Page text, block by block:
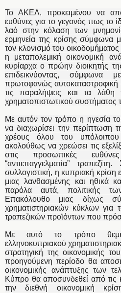
Το ΑΚΕΛ, προκειμένου να
ευθύνες για το γεγονός πως το
λαό στην κόλαση των
ερμηνεία της κρίσης σύμφωνα
τον κλονισμό του
η μεταπολεμική οικονομική
κυρίαρχα ο πρώην διοικητής
επιδεικνύοντας, σύμφωνα
πρωτοφανώς αυτοκαταστροφική
τις παραλήψεις και τα λάθη
χρηματοπιστωτικού συστήματος
Με αυτόν τον τρόπο η ηγεσία
να διαχωρίσει την περίπτωση
χρέους όλου του
ακολούθως να χρεώσει τις
στις προσωπικές
“αντιεπαγγελματία” τραπεζίτη.
συλλογιστική, η κυπριακή κρίση
μιας λανθασμένης και ηθικά
παρόλα αυτά, πολιτικής
Επακόλουθο μιας δίχως
χρηματιστηριακών κύκλων για
τραπεζικών προϊόντων που
Με αυτό το τρόπο
ελληνοκυπριακού
στρατηγική της οικονομικής
προηγούμενη περίοδο θα
οικονομικής ανάπτυξης των
Κύπρο θα αποσυνδεθεί από τις
την διεθνή οικονομική